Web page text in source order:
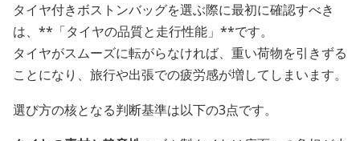
タイヤ付きボストンバッグを選ぶ際に最初に確認すべき
は、**「タイヤの品質と走行性能」**です。
タイヤがスムーズに転がらなければ、重い荷物を引きずる
ことになり、旅行や出張での疲労感が増してしまいます。
選び方の核となる判断基準は以下の3点です。